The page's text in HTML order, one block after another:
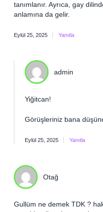
tanımlanır. Ayrıca, gay
anlamına da gelir.
Eylül 25, 2025 Yanıtla
admin
Yiğitcan!
Görüşleriniz bana
Eylül 25, 2025 Yanıtla
Otağ
Gullüm ne demek TDK ?